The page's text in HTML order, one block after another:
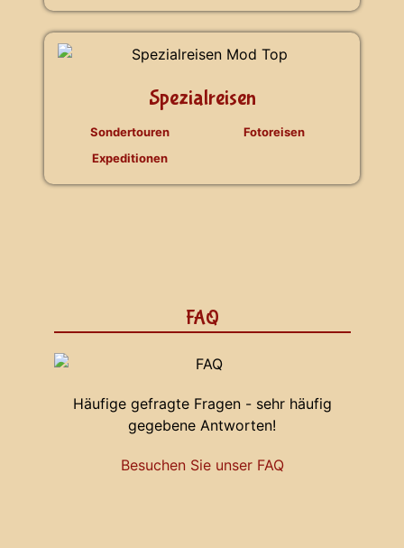
Spezialreisen
Sondertouren
Expeditionen
Fotoreisen
FAQ
Häufige gefragte Fragen - sehr häufig
gegebene Antworten!
Besuchen Sie unser FAQ